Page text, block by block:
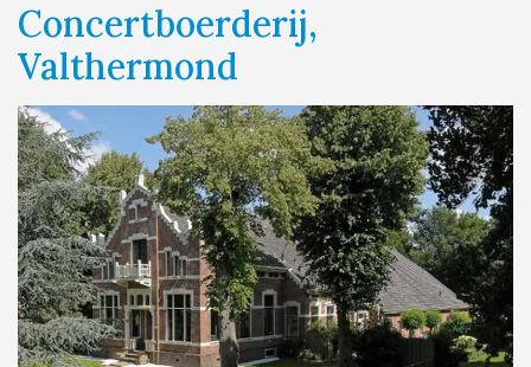
Concertboerderij,
Valthermond